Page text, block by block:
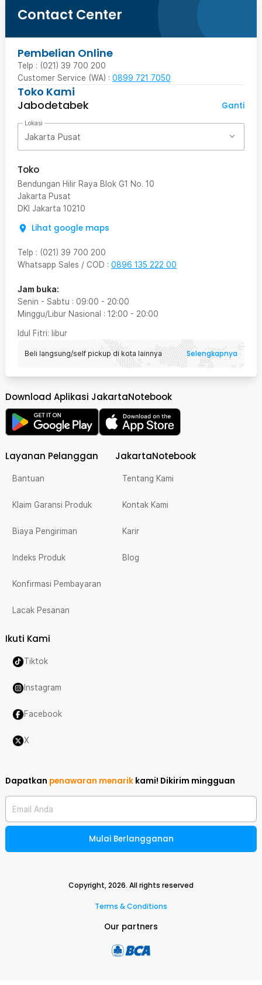
Contact Center
Pembelian Online
Telp : (021) 39 700 200
Customer Service (WA) : 0899 721 7050
Toko Kami
Jabodetabek
Ganti
Lokasi
Jakarta Pusat
Toko
Bendungan Hilir Raya Blok G1 No. 10
Jakarta Pusat
DKI Jakarta 10210
Lihat google maps
Telp : (021) 39 700 200
Whatsapp Sales / COD : 0896 135 222 00
Jam buka:
Senin - Sabtu : 09:00 - 20:00
Minggu/Libur Nasional : 12:00 - 20:00
Idul Fitri: libur
Beli langsung/self pickup di kota lainnya Selengkapnya
Download Aplikasi JakartaNotebook
Layanan Pelanggan
Bantuan
Klaim Garansi Produk
Biaya Pengiriman
Indeks Produk
Konfirmasi Pembayaran
Lacak Pesanan
JakartaNotebook
Tentang Kami
Kontak Kami
Karir
Blog
Ikuti Kami
Tiktok
Instagram
Facebook
X
Dapatkan penawaran menarik kami! Dikirim mingguan
Email Anda
Mulai Berlangganan
Copyright,2026. All rights reserved
Terms & Conditions
Our partners